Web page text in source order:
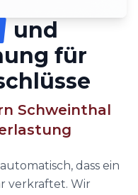
und
für
Schweinthal
dass ein
verkraftet. Wir